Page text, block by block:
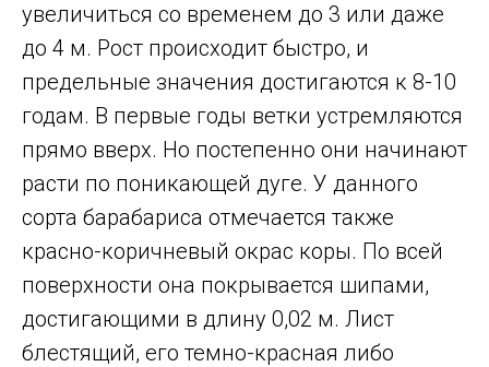
увеличиться со временем до 3 или даже
до 4 м. Рост происходит быстро, и
предельные значения достигаются к 8-10
годам. В первые годы ветки устремляются
прямо вверх. Но постепенно они начинают
расти по поникающей дуге. У данного
сорта барабариса отмечается также
красно-коричневый окрас коры. По всей
поверхности она покрывается шипами,
достигающими в длину 0,02 м. Лист
блестящий, его темно-красная либо